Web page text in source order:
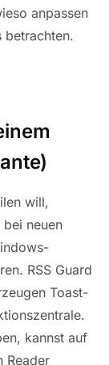
anpassen
betrachten.
will,
neuen
RSS Guard
Toast-
kannst auf
Reader